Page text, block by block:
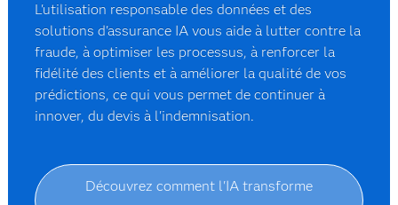
L'utilisation responsable des données et des
solutions d'assurance IA vous aide à lutter contre la
fraude, à optimiser les processus, à renforcer la
fidélité des clients et à améliorer la qualité de vos
prédictions, ce qui vous permet de continuer à
innover, du devis à l'indemnisation.
Découvrez comment l'IA transforme